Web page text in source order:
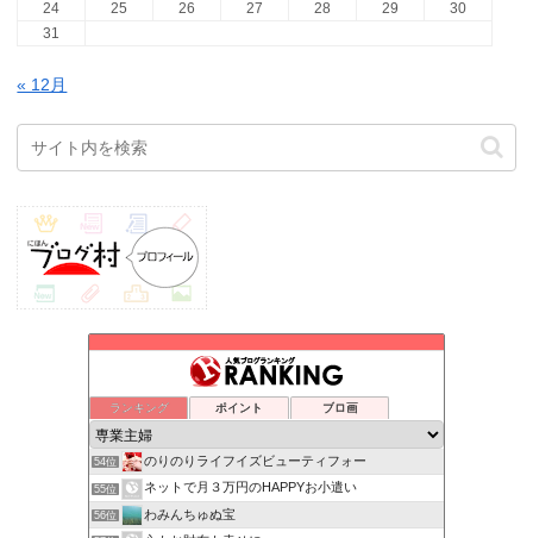
24
25 26 27 28 29
30
31
« 12月
ランキング ポイント ブロ画
54位 のりのりライフイズビューティフォー
55位 ネットで月３万円のHAPPYお小遣い
56位 わみんちゅぬ宝